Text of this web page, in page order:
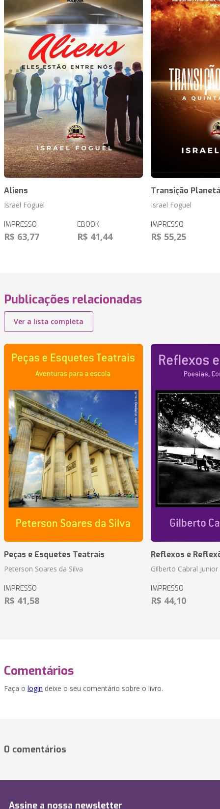
Aliens
Israel Foguel
IMPRESSO
R$ 63,77
EBOOK
R$ 41,44
Transição
Israel Foguel
IMPRESSO
R$ 55,25
Publicações relacionadas
Ver a lista completa
Peças e Esquetes Teatrais
Peterson Soares da Silva
IMPRESSO
R$ 41,58
Reflexos e
Gilberto Cabral Junior
IMPRESSO
R$ 44,10
Comentários
Faça o login deixe o seu comentário sobre o livro.
0 comentários
Assine a nossa newsletter